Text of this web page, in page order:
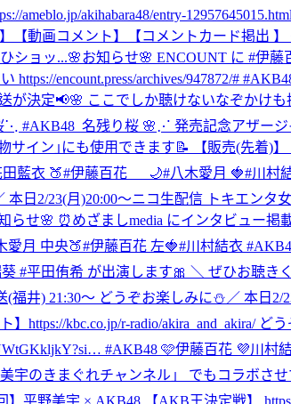
ameblo.jp/akihabara48/entry-12957645015.html
【動画コメント】【コメントカード掲出
ひショッ...🌸お知らせ🌸 ENCOUNT に #伊藤
https://encount.press/archives/947872/#
が決定📢🌸 ここでしか聴けないなぞか
⋱ #AKB48_名残り桜 🌸⋰ 発売記念アザージ
サイン｣にも使用できます📝 【販売(先着)
花田藍衣 🍑#伊藤百花 🌙#八木愛月
本日2/23(月)20:00～ニコ生配信 トキエン
らせ🌸 ⏰めざましmedia にインタビュー掲
木愛月 中央🍑#伊藤百花 左🍓#川村結衣
#平田侑希 が出演します🎀 ＼ ぜひお聴き
福井) 21:30～ どうぞお楽しみに⛄ ／ 本日2/
https://kbc.co.jp/r-radio/akira_and_akira/ ど
#AKB48 🩷伊藤百花 💜川
宇のきまぐれチャンネル」 でもコラボ
平野美宇 × AKB48 【AKB王決定戦】